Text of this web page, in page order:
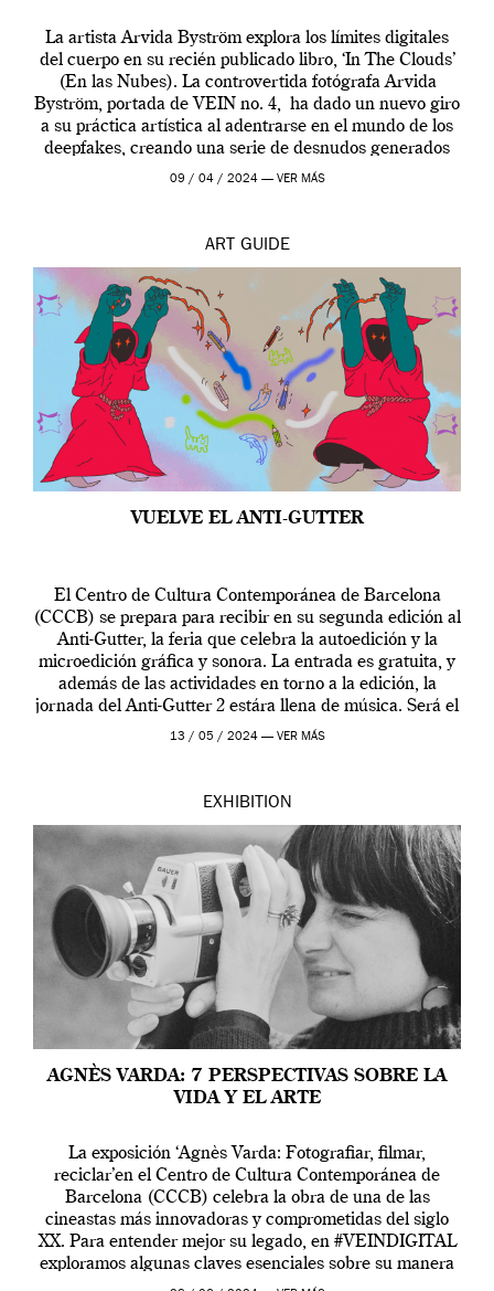
La artista Arvida Byström explora los límites digitales
del cuerpo en su recién publicado libro, ‘In The Clouds’
(En las Nubes). La controvertida fotógrafa Arvida
Byström, portada de VEIN no. 4, ha dado un nuevo giro
a su práctica artística al adentrarse en el mundo de los
deepfakes, creando una serie de desnudos generados
por […]
09 / 04 / 2024 — VER MÁS
ART GUIDE
VUELVE EL ANTI-GUTTER
El Centro de Cultura Contemporánea de Barcelona
(CCCB) se prepara para recibir en su segunda edición al
Anti-Gutter, la feria que celebra la autoedición y la
microedición gráfica y sonora. La entrada es gratuita, y
además de las actividades en torno a la edición, la
jornada del Anti-Gutter 2 estára llena de música. Será el
[…]
13 / 05 / 2024 — VER MÁS
EXHIBITION
AGNÈS VARDA: 7 PERSPECTIVAS SOBRE LA
VIDA Y EL ARTE
La exposición ‘Agnès Varda: Fotografiar, filmar,
reciclar’en el Centro de Cultura Contemporánea de
Barcelona (CCCB) celebra la obra de una de las
cineastas más innovadoras y comprometidas del siglo
XX. Para entender mejor su legado, en #VEINDIGITAL
exploramos algunas claves esenciales sobre su manera
de entender la vida, el cine y el arte contemporáneo.